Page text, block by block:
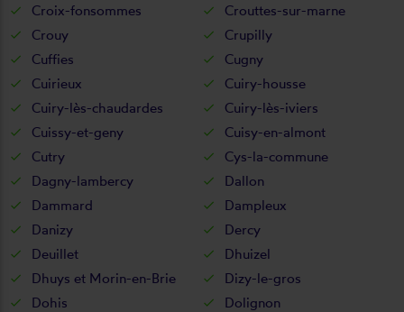
Croix-fonsommes
Crouttes-sur-marne
Crouy
Crupilly
Cuffies
Cugny
Cuirieux
Cuiry-housse
Cuiry-lès-chaudardes
Cuiry-lès-iviers
Cuissy-et-geny
Cuisy-en-almont
Cutry
Cys-la-commune
Dagny-lambercy
Dallon
Dammard
Dampleux
Danizy
Dercy
Deuillet
Dhuizel
Dhuys et Morin-en-Brie
Dizy-le-gros
Dohis
Dolignon